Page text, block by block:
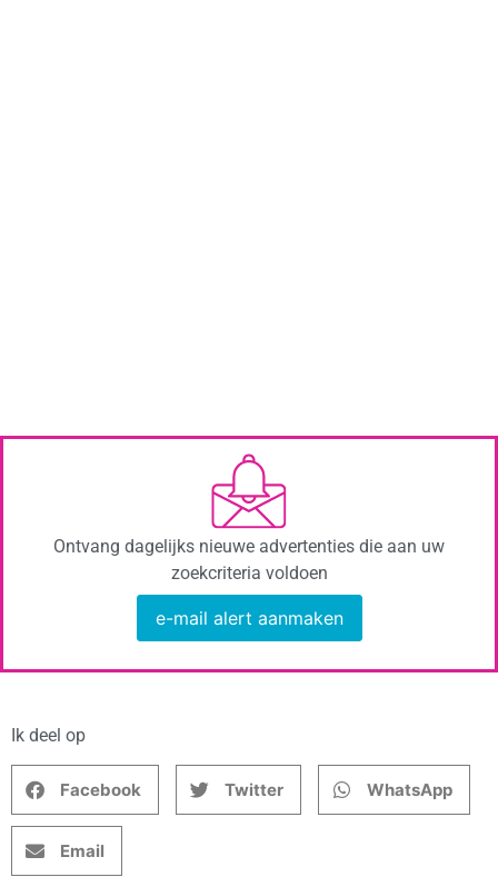
Ontvang dagelijks nieuwe advertenties die aan uw
zoekcriteria voldoen
e-mail alert aanmaken
Ik deel op
Facebook Twitter WhatsApp
Email